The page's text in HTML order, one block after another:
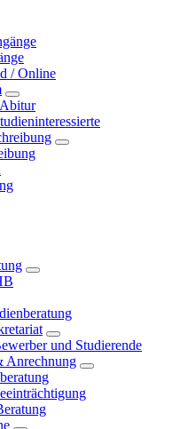
/ Online
und Studierende
Anrechnung